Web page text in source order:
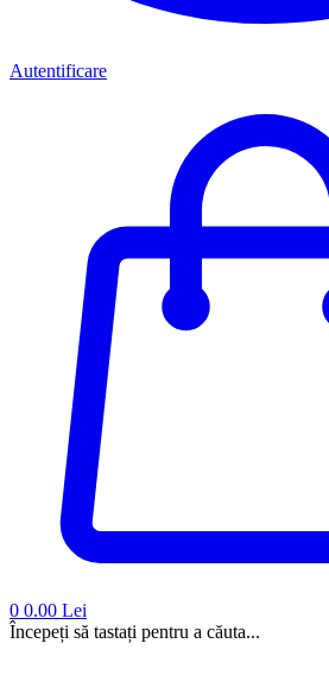
Autentificare
0 0.00 Lei
Începeți să tastați pentru a căuta...